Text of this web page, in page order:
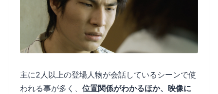
主に2人以上の登場人物が会話しているシーンで使
われる事が多く、 位置関係がわかるほか、映像に